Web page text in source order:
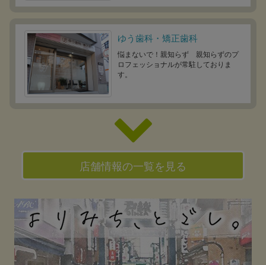
ゆう歯科・矯正歯科
悩まないで！親知らず 親知らずのプ
ロフェッショナルが常駐しておりま
す。
店舗情報の一覧を見る